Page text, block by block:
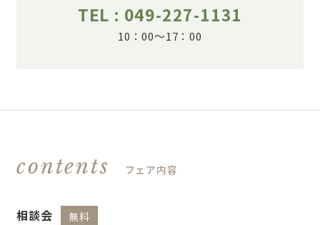
TEL : 049-227-1131
10：00～17：00
contents フェア内容
相談会 無料